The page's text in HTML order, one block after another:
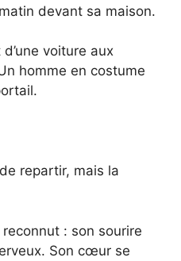
devant sa maison.
voiture aux
homme en costume
repartir, mais la
: son sourire
Son cœur se